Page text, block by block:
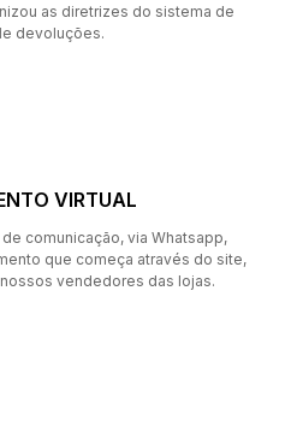
as diretrizes do sistema de
devoluções.
VIRTUAL
comunicação, via Whatsapp,
que começa através do site,
vendedores das lojas.